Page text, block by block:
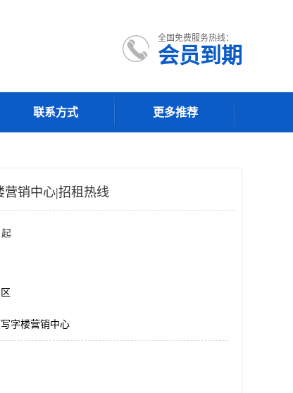
全国免费服务热线：
会员到期
联系方式 更多推荐
营销中心|招租热线
字楼营销中心